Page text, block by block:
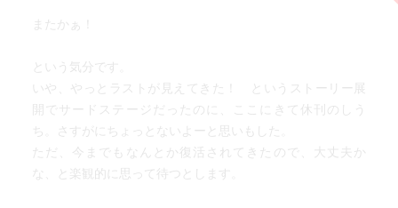
またかぁ！
という気分です。
いや、やっとラストが見えてきた！ というストーリー展
開でサードステージだったのに、ここにきて休刊のしう
ち。さすがにちょっとないよーと思いもした。
ただ、今までもなんとか復活されてきたので、大丈夫か
な、と楽観的に思って待つとします。